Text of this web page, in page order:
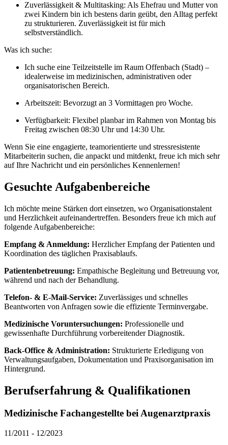
Zuverlässigkeit & Multitasking: Als Ehefrau und Mutter von
zwei Kindern bin ich bestens darin geübt, den Alltag perfekt
zu strukturieren. Zuverlässigkeit ist für mich
selbstverständlich.
Was ich suche:
Ich suche eine Teilzeitstelle im Raum Offenbach (Stadt) –
idealerweise im medizinischen, administrativen oder
organisatorischen Bereich.
Arbeitszeit: Bevorzugt an 3 Vormittagen pro Woche.
Verfügbarkeit: Flexibel planbar im Rahmen von Montag bis
Freitag zwischen 08:30 Uhr und 14:30 Uhr.
Wenn Sie eine engagierte, teamorientierte und stressresistente
Mitarbeiterin suchen, die anpackt und mitdenkt, freue ich mich sehr
auf Ihre Nachricht und ein persönliches Kennenlernen!
Gesuchte Aufgabenbereiche
Ich möchte meine Stärken dort einsetzen, wo Organisationstalent
und Herzlichkeit aufeinandertreffen. Besonders freue ich mich auf
folgende Aufgabenbereiche:
Empfang & Anmeldung: Herzlicher Empfang der Patienten und
Koordination des täglichen Praxisablaufs.
Patientenbetreuung: Empathische Begleitung und Betreuung vor,
während und nach der Behandlung.
Telefon- & E-Mail-Service: Zuverlässiges und schnelles
Beantworten von Anfragen sowie die effiziente Terminvergabe.
Medizinische Voruntersuchungen: Professionelle und
gewissenhafte Durchführung vorbereitender Diagnostik.
Back-Office & Administration: Strukturierte Erledigung von
Verwaltungsaufgaben, Dokumentation und Praxisorganisation im
Hintergrund.
Berufserfahrung & Qualifikationen
Medizinische Fachangestellte bei Augenarztpraxis
11/2011 - 12/2023